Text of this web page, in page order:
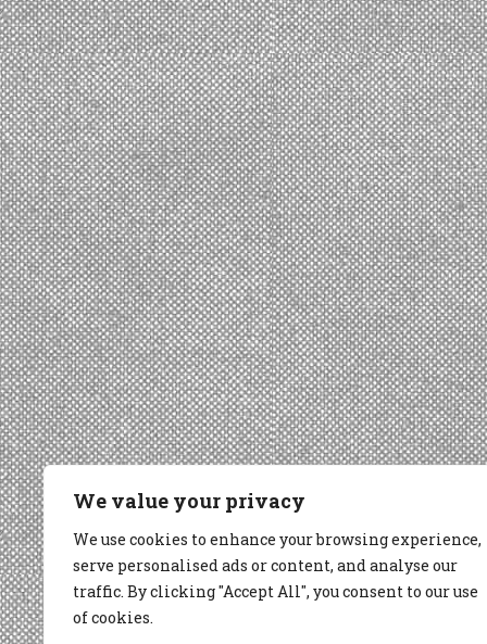
We value your privacy
We use cookies to enhance your browsing experience,
serve personalised ads or content, and analyse our
traffic. By clicking "Accept All", you consent to our use
of cookies.